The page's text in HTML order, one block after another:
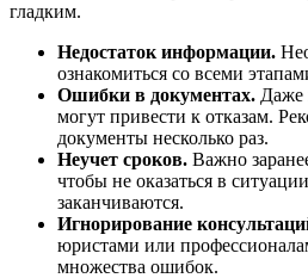
гладким.
Недостаток информации.
ознакомиться со всеми
Ошибки в документах. Даже
могут привести к отказам.
документы несколько раз.
Неучет сроков. Важно
чтобы не оказаться в
заканчиваются.
Игнорирование
юристами или
множества ошибок.